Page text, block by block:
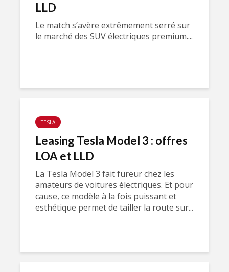
LLD
Le match s’avère extrêmement serré sur
le marché des SUV électriques premium....
TESLA
Leasing Tesla Model 3 : offres
LOA et LLD
La Tesla Model 3 fait fureur chez les
amateurs de voitures électriques. Et pour
cause, ce modèle à la fois puissant et
esthétique permet de tailler la route sur...